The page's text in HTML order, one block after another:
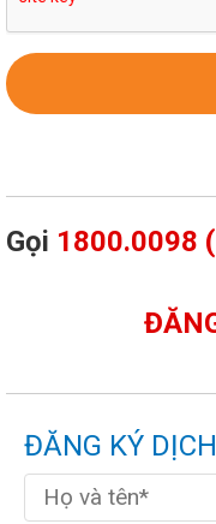
Gọi 1800.0098
ĐĂNG KÝ